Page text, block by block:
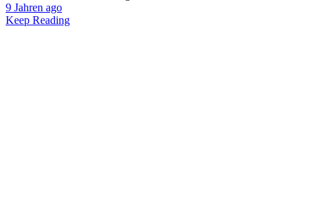
9 Jahren ago
Keep Reading